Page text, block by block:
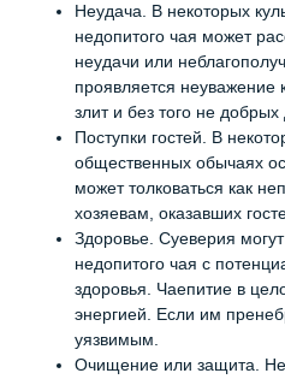
Неудача. В некоторых
недопитого чая может
неудачи или
проявляется неуважение
злит и без того не добрых
Поступки гостей. В
общественных обычаях
может толковаться как
хозяевам, оказавших
Здоровье. Суеверия
недопитого чая с
здоровья. Чаепитие в
энергией. Если им
уязвимым.
Очищение или защита.